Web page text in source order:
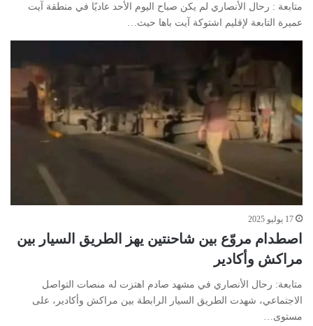
متابعة : رحال الأنصاري لم يكن صباح اليوم الأحد عاديًا في منطقة آيت
عميرة التابعة لإقليم اشتوكة آيت باها حيث…
17 يوليو 2025
اصطدام مروّع بين شاحنتين يهز الطريق السيار بين
مراكش وأكادير
متابعة: رحال الأنصاري في مشهد صادم اهتزت له منصات التواصل
الاجتماعي، شهدت الطريق السيار الرابطة بين مراكش وأكادير، على
مستوى…